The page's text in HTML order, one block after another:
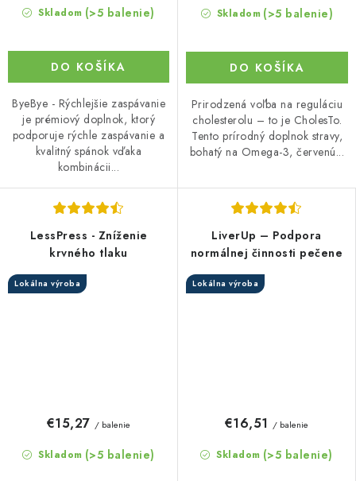
Skladom (>5 balenie)
DO KOŠÍKA
ByeBye - Rýchlejšie zaspávanie
je prémiový doplnok, ktorý
podporuje rýchle zaspávanie a
kvalitný spánok vďaka
kombinácii...
Skladom (>5 balenie)
DO KOŠÍKA
Prirodzená voľba na reguláciu
cholesterolu – to je CholesTo.
Tento prírodný doplnok stravy,
bohatý na Omega-3, červenú...
LessPress - Zníženie
krvného tlaku
Lokálna výroba
Skladom (>5 balenie)
€15,27 / balenie
LiverUp – Podpora
normálnej činnosti pečene
Lokálna výroba
Skladom (>5 balenie)
€16,51 / balenie